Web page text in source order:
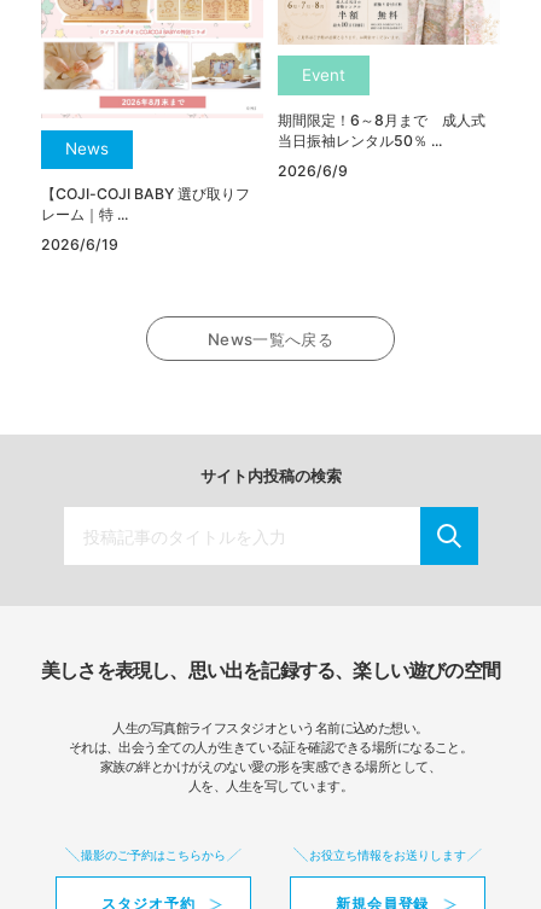
News
【COJI-COJI BABY 選び取りフ
レーム｜特 ...
2026/6/19
Event
期間限定！6～8月まで 成人式
当日振袖レンタル50％ ...
2026/6/9
News一覧へ戻る
サイト内投稿の検索
美しさを表現し、思い出を記録する、楽しい遊びの空間
人生の写真館ライフスタジオという名前に込めた想い。
それは、出会う全ての人が生きている証を確認できる場所になること。
家族の絆とかけがえのない愛の形を実感できる場所として、
人を、人生を写しています。
撮影のご予約はこちらから
スタジオ予約
お役立ち情報をお送りします
新規会員登録